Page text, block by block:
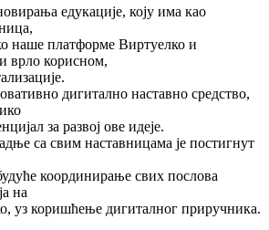
едукације, коју има као
наше платформе Виртуелко и
врло корисном,
дигитално наставно средство,
за развој ове идеје.
са свим наставницама је постигнут
координирање свих послова
на
уз коришћење дигиталног приручника.